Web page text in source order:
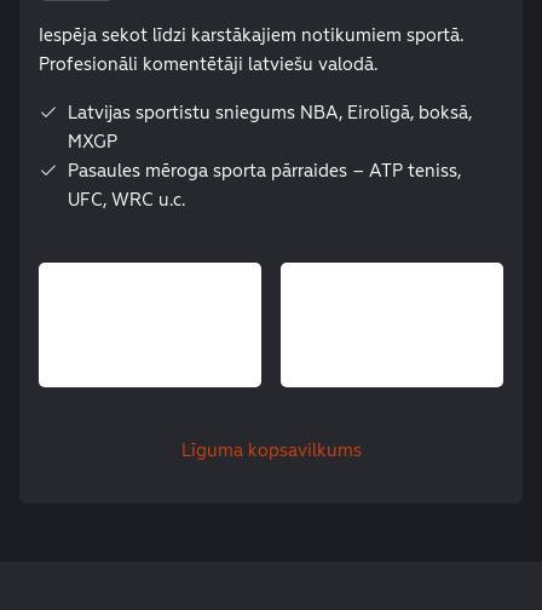
Iespēja sekot līdzi karstākajiem notikumiem sportā.
Profesionāli komentētāji latviešu valodā.
Latvijas sportistu sniegums NBA, Eirolīgā, boksā,
MXGP
Pasaules mēroga sporta pārraides – ATP teniss,
UFC, WRC u.c.
Līguma kopsavilkums